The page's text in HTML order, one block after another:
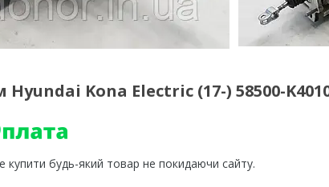
Kona Electric (17-) 58500-
купити будь-який товар не покидаючи сайту.